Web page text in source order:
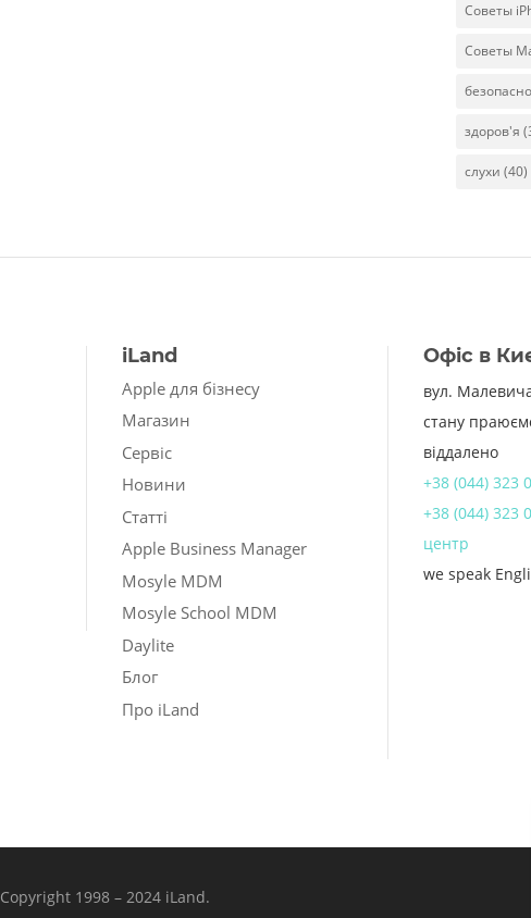
Советы
Советы
здоров'я
слухи (40)
iLand
Apple для бізнесу
Магазин
Сервіс
Новини
Статті
Apple Business Manager
Mosyle MDM
Mosyle School MDM
Daylite
Блог
Про iLand
Офіс в
вул.
стану
віддалено
+38 (044) 323
+38 (044) 323
центр
we speak
Copyright 1998 – 2024 iLand.